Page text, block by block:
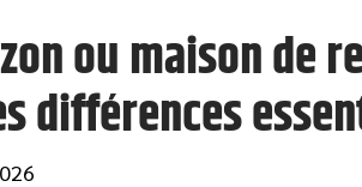
ou maison de
différences